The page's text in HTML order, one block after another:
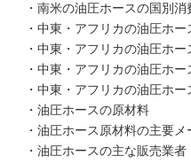
・南米の油圧ホースの国別
・中東・アフリカの油圧ホ
・中東・アフリカの油圧ホ
・中東・アフリカの油圧ホ
・中東・アフリカの油圧ホ
・油圧ホースの原材料
・油圧ホース原材料の主要メ
・油圧ホースの主な販売業者